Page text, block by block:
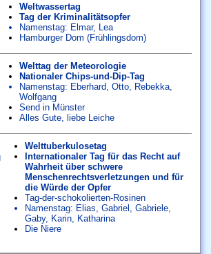
Weltwassertag
Tag der Kriminalitätsopfer
Namenstag: Elmar,
Lea
Hamburger Dom (Frühlingsdom)
Welttag der Meteorologie
Nationaler Chips-und-Dip-Tag
Namenstag: Eberhard Otto, Rebekka,
Wolfgang
Send in Münster
Alles Gute, liebe Leiche
Welttuberkulosetag
Internationaler Tag für das Recht auf
Wahrheit über schwere
Menschenrechtsverletzungen und für
die Würde der Opfer
Tag-der-schokolierten-Rosinen
Namenstag: Elias Gabriel Gabriele,
Gaby, Karin,
Katharina
Die Niere